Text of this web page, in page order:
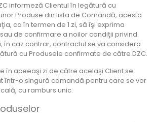
informeză Clientul în legătură cu
Produse din lista de Comandă, acesta
ca în termen de 1 zi, să îşi exprima
de confirmare a noilor condiţii privind
în caz contrar, contractul se va considera
cu Produsele confirmate de către DZC.
în aceeaşi zi de către acelaşi Client se
într-o singură comandă pentru care se vor
cu ramburs unic.